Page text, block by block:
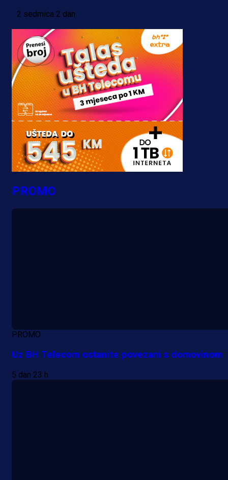
2 sedmica 2 dan
PROMO
PROMO
Uz BH Telecom ostanite povezani s domovinom
5 dan 23 h